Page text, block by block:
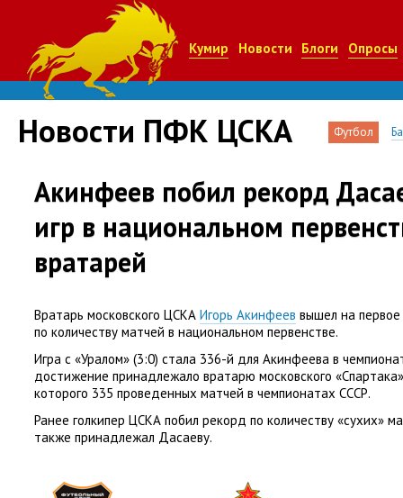
Кумир Новости Блоги Опросы
Новости ПФК ЦСКА Футбол
Акинфеев побил рекорд
игр в национальном
вратарей
Вратарь московского ЦСКА Игорь Акинфеев вышел на
по количеству матчей в национальном первенстве.
Игра с «Уралом» (3:0) стала 336-й для Акинфеева в
достижение принадлежало вратарю московского «
которого 335 проведенных матчей в чемпионатах СССР.
Ранее голкипер ЦСКА побил рекорд по количеству «сухих»
также принадлежал Дасаеву.